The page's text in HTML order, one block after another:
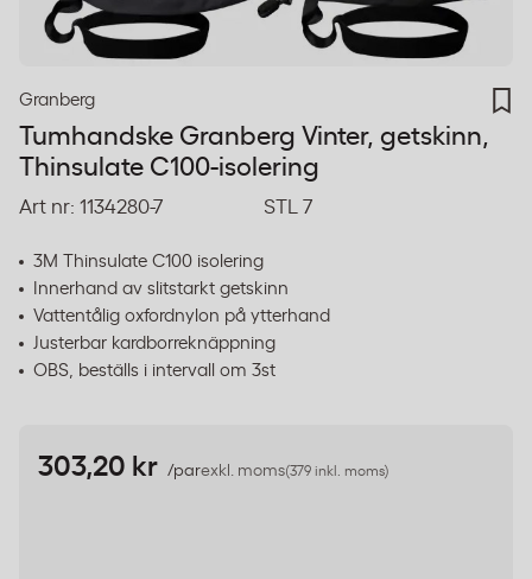
Granberg
Tumhandske Granberg Vinter, getskinn,
Thinsulate C100-isolering
Art nr: 1134280-7 STL 7
3M Thinsulate C100 isolering
Innerhand av slitstarkt getskinn
Vattentålig oxfordnylon på ytterhand
Justerbar kardborreknäppning
OBS, beställs i intervall om 3st
303,20 kr /parexkl. moms(379 inkl. moms)